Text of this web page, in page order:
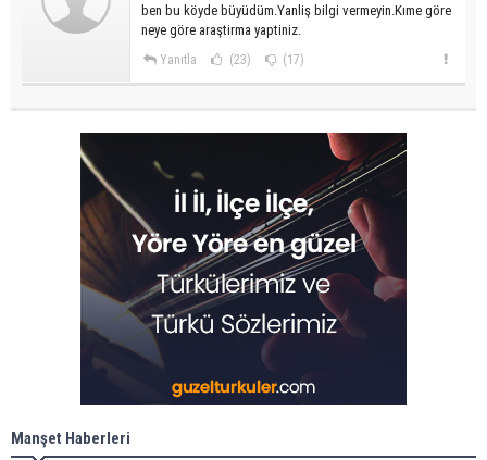
ben bu köyde büyüdüm.Yanliş bilgi vermeyin.Kıme göre
neye göre araştirma yaptiniz.
Yanıtla (23) (17)
Manşet Haberleri